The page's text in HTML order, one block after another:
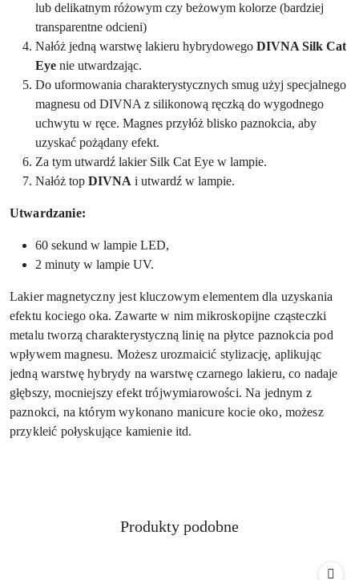
lub delikatnym różowym czy beżowym kolorze (bardziej
transparentne odcieni)
Nałóż jedną warstwę lakieru hybrydowego DIVNA Silk Cat
Eye nie utwardzając.
Do uformowania charakterystycznych smug użyj specjalnego
magnesu od DIVNA z silikonową ręczką do wygodnego
uchwytu w ręce. Magnes przyłóż blisko paznokcia, aby
uzyskać pożądany efekt.
Za tym utwardź lakier Silk Cat Eye w lampie.
Nałóż top DIVNA i utwardź w lampie.
Utwardzanie:
60 sekund w lampie LED,
2 minuty w lampie UV.
Lakier magnetyczny jest kluczowym elementem dla uzyskania
efektu kociego oka. Zawarte w nim mikroskopijne cząsteczki
metalu tworzą charakterystyczną linię na płytce paznokcia pod
wpływem magnesu. Możesz urozmaicić stylizację, aplikując
jedną warstwę hybrydy na warstwę czarnego lakieru, co nadaje
głębszy, mocniejszy efekt trójwymiarowości. Na jednym z
paznokci, na którym wykonano manicure kocie oko, możesz
przykleić połyskujące kamienie itd.
Pomiń karuzelę produktów
Produkty
Produkty podobne